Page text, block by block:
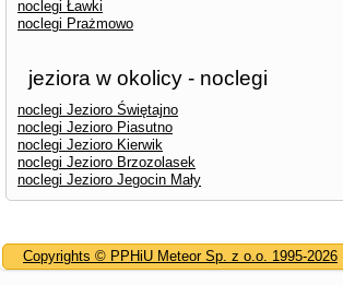
noclegi Ławki
noclegi Prażmowo
jeziora w okolicy - noclegi
noclegi Jezioro Świętajno
noclegi Jezioro Piasutno
noclegi Jezioro Kierwik
noclegi Jezioro Brzozolasek
noclegi Jezioro Jegocin Mały
Copyrights © PPHiU Meteor Sp. z o.o. 1995-2026